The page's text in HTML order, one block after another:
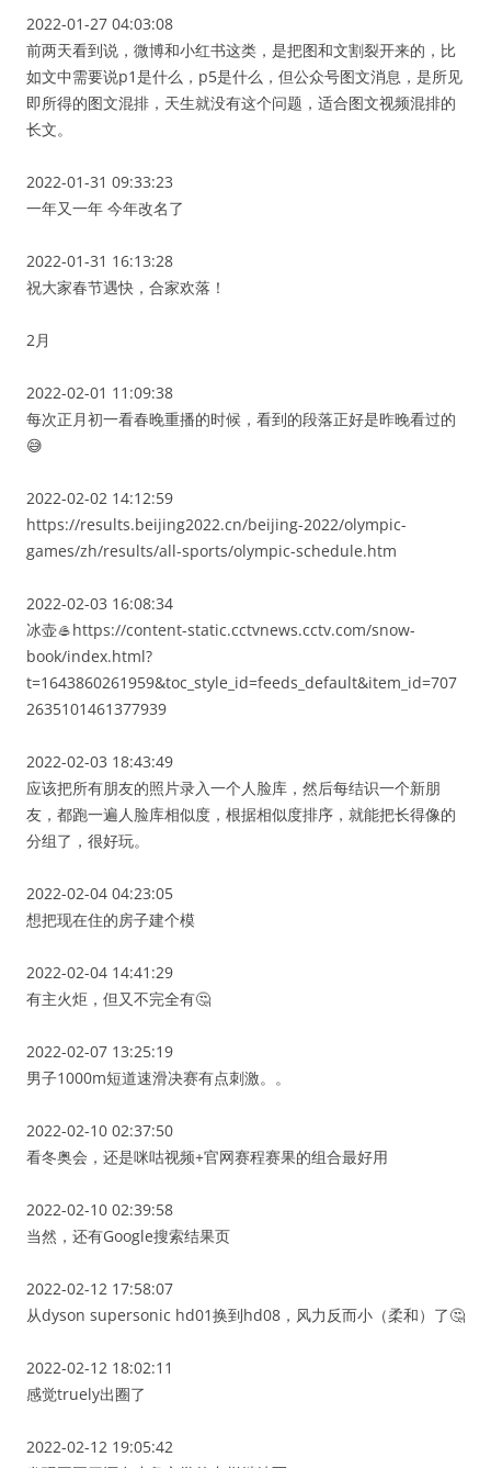
2022-01-27 04:03:08
前两天看到说，微博和小红书这类，是把图和文割裂开来的，比
如文中需要说p1是什么，p5是什么，但公众号图文消息，是所见
即所得的图文混排，天生就没有这个问题，适合图文视频混排的
长文。
2022-01-31 09:33:23
一年又一年 今年改名了
2022-01-31 16:13:28
祝大家春节遇快，合家欢落！
2月
2022-02-01 11:09:38
每次正月初一看春晚重播的时候，看到的段落正好是昨晚看过的
😅
2022-02-02 14:12:59
https://results.beijing2022.cn/beijing-2022/olympic-
games/zh/results/all-sports/olympic-schedule.htm
2022-02-03 16:08:34
冰壶🥌https://content-static.cctvnews.cctv.com/snow-
book/index.html?
t=1643860261959&toc_style_id=feeds_default&item_id=707
2635101461377939
2022-02-03 18:43:49
应该把所有朋友的照片录入一个人脸库，然后每结识一个新朋
友，都跑一遍人脸库相似度，根据相似度排序，就能把长得像的
分组了，很好玩。
2022-02-04 04:23:05
想把现在住的房子建个模
2022-02-04 14:41:29
有主火炬，但又不完全有🤔
2022-02-07 13:25:19
男子1000m短道速滑决赛有点刺激。。
2022-02-10 02:37:50
看冬奥会，还是咪咕视频+官网赛程赛果的组合最好用
2022-02-10 02:39:58
当然，还有Google搜索结果页
2022-02-12 17:58:07
从dyson supersonic hd01换到hd08，风力反而小（柔和）了🤔
2022-02-12 18:02:11
感觉truely出圈了
2022-02-12 19:05:42